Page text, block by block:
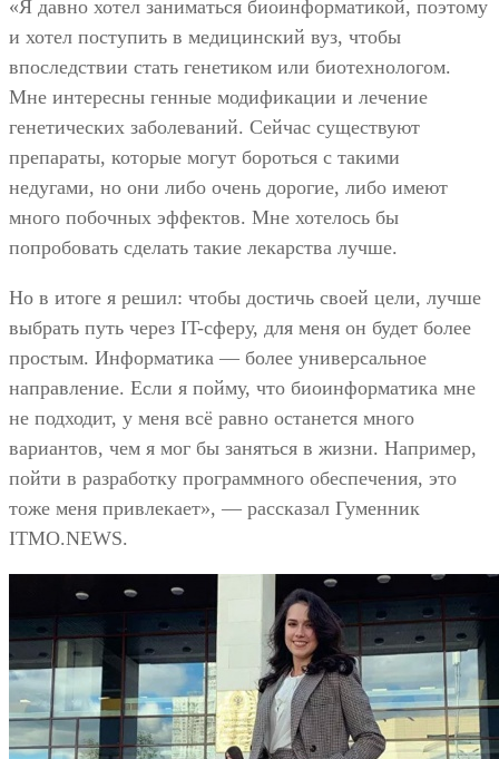
«Я давно хотел заниматься биоинформатикой, поэтому
и хотел поступить в медицинский вуз, чтобы
впоследствии стать генетиком или биотехнологом.
Мне интересны генные модификации и лечение
генетических заболеваний. Сейчас существуют
препараты, которые могут бороться с такими
недугами, но они либо очень дорогие, либо имеют
много побочных эффектов. Мне хотелось бы
попробовать сделать такие лекарства лучше.
Но в итоге я решил: чтобы достичь своей цели, лучше
выбрать путь через IT-сферу, для меня он будет более
простым. Информатика — более универсальное
направление. Если я пойму, что биоинформатика мне
не подходит, у меня всё равно останется много
вариантов, чем я мог бы заняться в жизни. Например,
пойти в разработку программного обеспечения, это
тоже меня привлекает», — рассказал Гуменник
ITMO.NEWS.